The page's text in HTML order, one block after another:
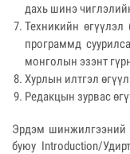
дахь шинэ
Техникийн
программд
монголын эзэнт
Хурлын илтгэл
Редакцын зурвас
Эрдэм шинжилгээний
буюу Introduction/